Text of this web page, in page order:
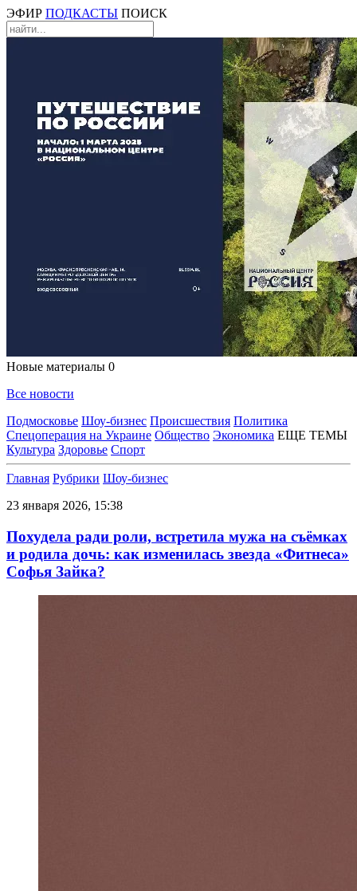
ЭФИР ПОДКАСТЫ ПОИСК
Новые материалы 0
Все новости
Подмосковье Шоу-бизнес Происшествия Политика
Спецоперация на Украине Общество Экономика ЕЩЕ ТЕМЫ
Культура Здоровье Спорт
Главная Рубрики Шоу-бизнес
23 января 2026, 15:38
Похудела ради роли, встретила мужа на съёмках
и родила дочь: как изменилась звезда «Фитнеса»
Софья Зайка?